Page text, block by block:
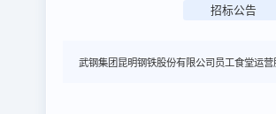
招标公告
武钢集团昆明钢铁股份有限公司员工食堂运